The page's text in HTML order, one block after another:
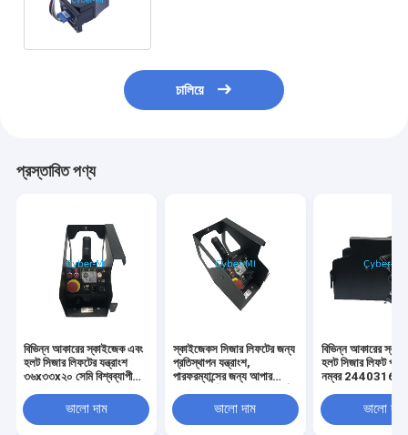
চালিয়ে
প্রস্তাবিত পণ্য
বিভিন্ন আকারের স্কাইজেক এবং
হলট সিজার লিফটের যন্ত্রাংশ
৩৬x৩৩x২০ সেমি বিশ্বব্যাপী
উপাদান
ভালো দাম
স্কাইজেকস সিজার লিফটের জন্য
প্রতিস্থাপন যন্ত্রাংশ,
পারফরম্যান্সের জন্য আপার
পার্টস
ভালো দাম
বিভিন্ন আকারের
হলট সিজার লিফট পার্টস
নম্বর
7.87 ইঞ্চিভালো দাম